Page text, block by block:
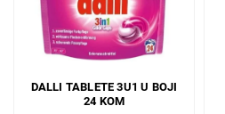
DALLI TABLETE 3U1 U BOJI
24 KOM